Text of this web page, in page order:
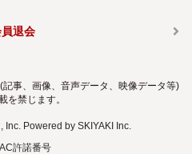
退会
事、画像、音声データ、映像データ等)
を禁じます。
Inc. Powered by SKIYAKI Inc.
許諾番号